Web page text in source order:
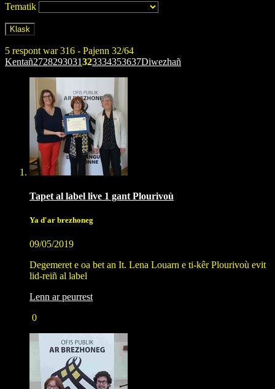
Tematik
5 respont war 316 - Pajenn 32/64
Kentañ2728293031323334353637Diwezhañ
Tapet al label live 1 gant Plourivoù
Ya d'ar brezhoneg
09/05/2019
Degemeret e oa bet an It. Lena Louarn e ti-kêr Plourivoù evit
lid-reiñ al label
Lenn ar peurrest
0